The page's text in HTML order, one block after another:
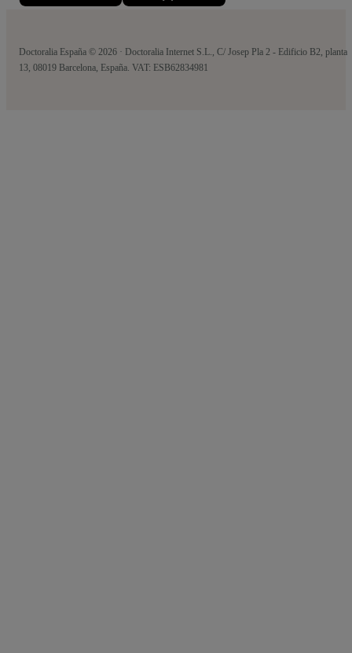
Doctoralia España © 2026 · Doctoralia Internet S.L., C/ Josep Pla 2 - Edificio B2, planta
13, 08019 Barcelona, España. VAT: ESB62834981